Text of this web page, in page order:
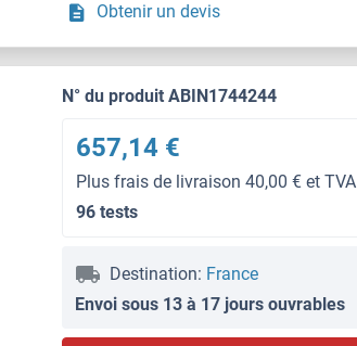
Obtenir un devis
N° du produit ABIN1744244
657,14 €
Plus frais de livraison 40,00 € et TVA
96 tests
Destination: France
Envoi sous 13 à 17 jours ouvrables